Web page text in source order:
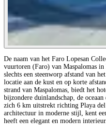
De naam van het Faro Lopesan
vuurtoren (Faro) van Maspalomas
slechts een steenworp afstand van
locatie aan de kust en op korte
strand van Maspalomas, biedt het
bijzondere duinlandschap, de
zich 6 km uitstrekt richting Playa
architectuur in moderne stijl, kent
heeft een elegant en modern interieur.